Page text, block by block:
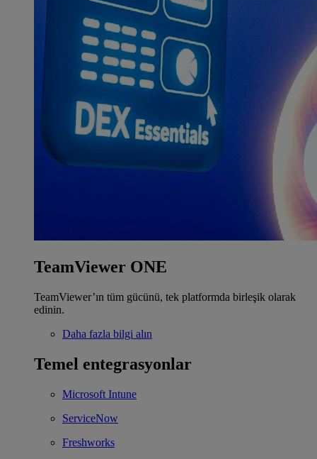
TeamViewer ONE
TeamViewer’ın tüm gücünü, tek platformda birleşik olarak
edinin.
Daha fazla bilgi alın
Temel entegrasyonlar
Microsoft Intune
ServiceNow
Freshworks